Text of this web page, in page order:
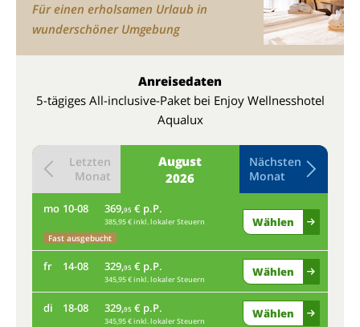
Für einen erholsamen Urlaub in
wunderschöner Umgebung
Anreisedaten
5-tägiges All-inclusive-Paket bei Enjoy Wellnesshotel
Aqualux
August
2026
Letzten
Monat
Nächsten
Monat
mo 10-08 369,95 € p.P.
385,95 € inkl. lokaler Steuern
Fast ausgebucht
Wählen
fr 14-08 329,95 € p.P.
345,95 € inkl. lokaler Steuern
Wählen
di 18-08 329,95 € p.P.
345,95 € inkl. lokaler Steuern
Wählen